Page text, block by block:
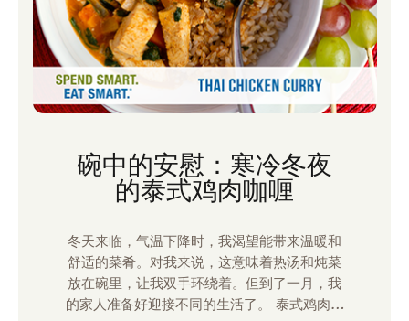
碗中的安慰：寒冷冬夜
的泰式鸡肉咖喱
冬天来临，气温下降时，我渴望能带来温暖和
舒适的菜肴。对我来说，这意味着热汤和炖菜
放在碗里，让我双手环绕着。但到了一月，我
的家人准备好迎接不同的生活了。 泰式鸡肉咖